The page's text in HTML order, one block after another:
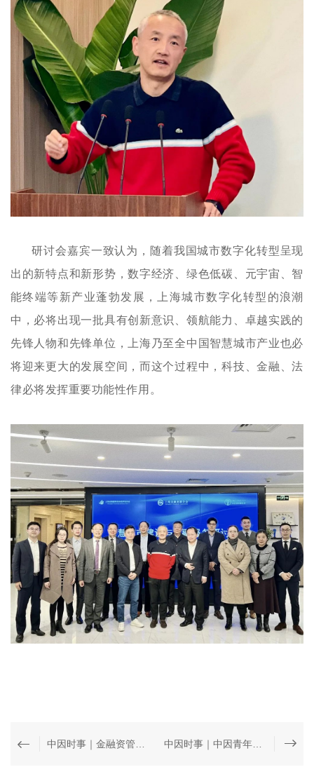
研讨会嘉宾一致认为，随着我国城市数字化转型呈现
出的新特点和新形势，数字经济、绿色低碳、元宇宙、智
能终端等新产业蓬勃发展，上海城市数字化转型的浪潮
中，必将出现一批具有创新意识、领航能力、卓越实践的
先锋人物和先锋单位，上海乃至全中国智慧城市产业也必
将迎来更大的发展空间，而这个过程中，科技、金融、法
律必将发挥重要功能性作用。